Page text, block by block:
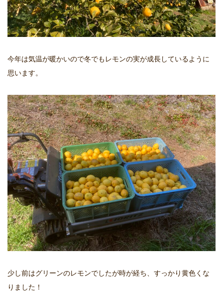
今年は気温が暖かいので冬でもレモンの実が成長しているように
思います。
少し前はグリーンのレモンでしたが時が経ち、すっかり黄色くな
りました！